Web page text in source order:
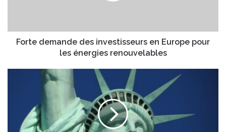
énergies
renouvelables
Forte demande des investisseurs en Europe pour
les énergies renouvelables